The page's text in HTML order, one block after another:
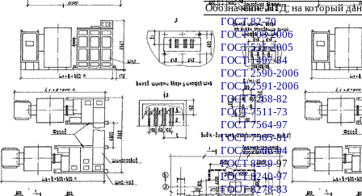
Обозначение НТД, на который
ГОСТ 82-70
ГОСТ 103-2006
ГОСТ 535-2005
ГОСТ 1497-84
ГОСТ 2590-2006
ГОСТ 2591-2006
ГОСТ 7268-82
ГОСТ 7511-73
ГОСТ 7564-97
ГОСТ 7565-81
ГОСТ 7566-94
ГОСТ 8239-97
ГОСТ 8240-97
ГОСТ 8278-83